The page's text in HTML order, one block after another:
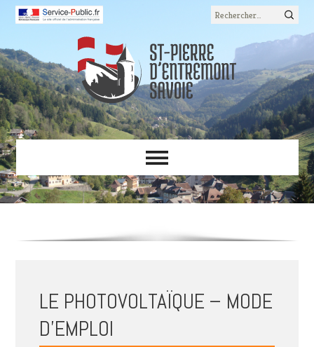
LE PHOTOVOLTAÏQUE – MODE
D’EMPLOI